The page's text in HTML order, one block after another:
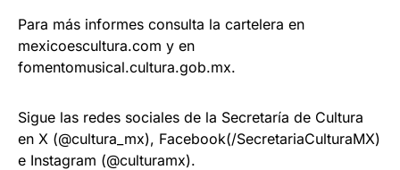
Para más informes consulta la cartelera en
mexicoescultura.com y en
fomentomusical.cultura.gob.mx.
Sigue las redes sociales de la Secretaría de Cultura
en X (@cultura_mx), Facebook(/SecretariaCulturaMX)
e Instagram (@culturamx).